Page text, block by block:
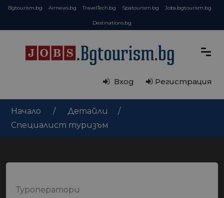
Bgtourism.bg Airnews.bg TravelTech.bg Spatourism.bg Jobs.bgtourism.bg
Destinations.bg
Вход Регистрация
Начало
Детайли
Специалист туризъм
Туроператори